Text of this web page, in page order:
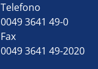
Telefono
0049 3641 49-0
Fax
0049 3641 49-2020